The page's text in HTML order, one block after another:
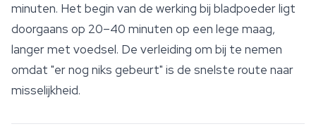
minuten. Het begin van de werking bij bladpoeder ligt
doorgaans op 20–40 minuten op een lege maag,
langer met voedsel. De verleiding om bij te nemen
omdat "er nog niks gebeurt" is de snelste route naar
misselijkheid.